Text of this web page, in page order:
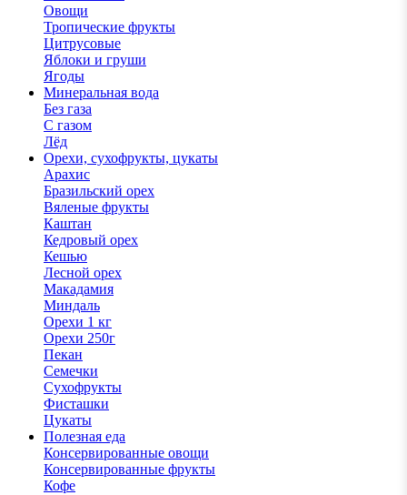
Овощи
Тропические фрукты
Цитрусовые
Яблоки и груши
Ягоды
Минеральная вода
Без газа
С газом
Лёд
Орехи, сухофрукты, цукаты
Арахис
Бразильский орех
Вяленые фрукты
Каштан
Кедровый орех
Кешью
Лесной орех
Макадамия
Миндаль
Орехи 1 кг
Орехи 250г
Пекан
Семечки
Сухофрукты
Фисташки
Цукаты
Полезная еда
Консервированные овощи
Консервированные фрукты
Кофе